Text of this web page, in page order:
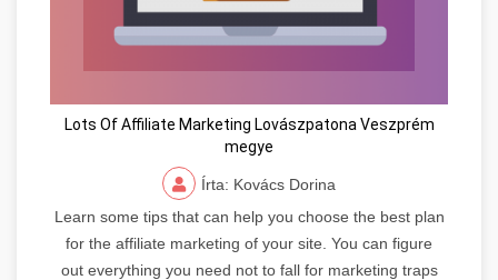
Lots Of Affiliate Marketing Lovászpatona Veszprém
megye
Írta: Kovács Dorina
Learn some tips that can help you choose the best plan
for the affiliate marketing of your site. You can figure
out everything you need not to fall for marketing traps